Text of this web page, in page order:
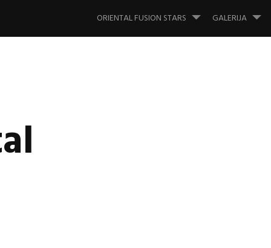
to
ORIENTAL FUSION STARS GALERIJA